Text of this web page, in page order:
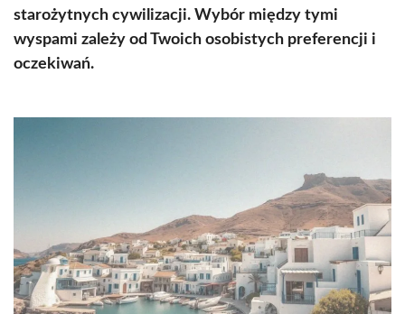
starożytnych cywilizacji. Wybór między tymi
wyspami zależy od Twoich osobistych preferencji i
oczekiwań.